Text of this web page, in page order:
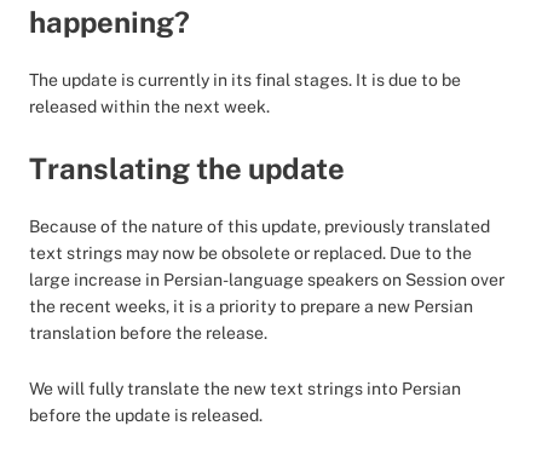
happening?
The update is currently in its final stages. It is due to be
released within the next week.
Translating the update
Because of the nature of this update, previously translated
text strings may now be obsolete or replaced. Due to the
large increase in Persian-language speakers on Session over
the recent weeks, it is a priority to prepare a new Persian
translation before the release.
We will fully translate the new text strings into Persian
before the update is released.